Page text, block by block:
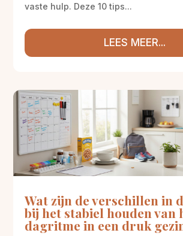
vaste hulp. Deze 10 tips...
LEES MEER...
Wat zijn de verschillen in
bij het stabiel houden van
dagritme in een druk